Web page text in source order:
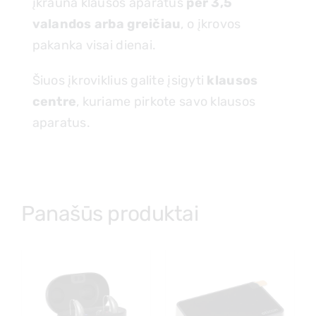
įkrauna klausos aparatus per 3,5
valandos arba greičiau, o įkrovos
pakanka visai dienai.
Šiuos įkroviklius galite įsigyti klausos
centre, kuriame pirkote savo klausos
aparatus.
Panašūs produktai